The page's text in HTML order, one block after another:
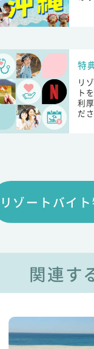
特
リ
ト
利
だ
リゾートバイ
関連す